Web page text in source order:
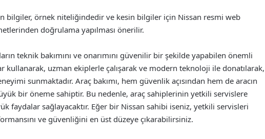
bilgiler, örnek niteliğindedir ve kesin bilgiler için Nissan resmi web
doğrulama yapılması önerilir.
teknik bakımını ve onarımını güvenilir bir şekilde yapabilen önemli
kullanarak, uzman ekiplerle çalışarak ve modern teknoloji ile donatılarak,
sunmaktadır. Araç bakımı, hem güvenlik açısından hem de aracın
bir öneme sahiptir. Bu nedenle, araç sahiplerinin yetkili servislere
faydalar sağlayacaktır. Eğer bir Nissan sahibi iseniz, yetkili servisleri
ve güvenliğini en üst düzeye çıkarabilirsiniz.